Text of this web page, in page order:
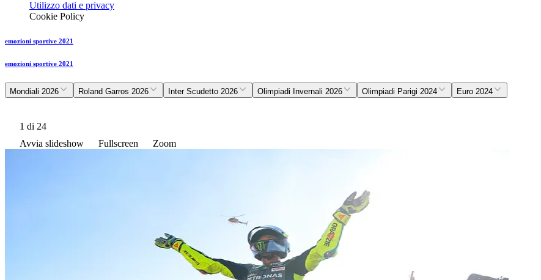
Utilizzo dati e privacy
Cookie Policy
emozioni sportive 2021
emozioni sportive 2021
Mondiali 2026 Roland Garros 2026 Inter Scudetto 2026 Olimpiadi Invernali 2026 Olimpiadi Parigi 2024 Euro 2024
1 di 24
Avvia slideshow
Fullscreen Zoom